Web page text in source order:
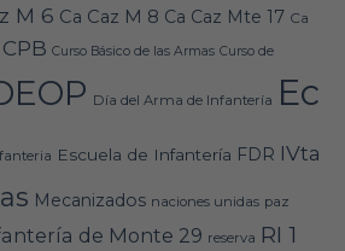
M 6 Ca Caz M 8 Ca Caz Mte 17 Ca
CPB Curso Básico de las Armas Curso de
Día del Arma de Infantería Ec
Escuela de Infantería FDR IVta
Mecanizados naciones unidas paz
de Monte 29 reserva RI 1